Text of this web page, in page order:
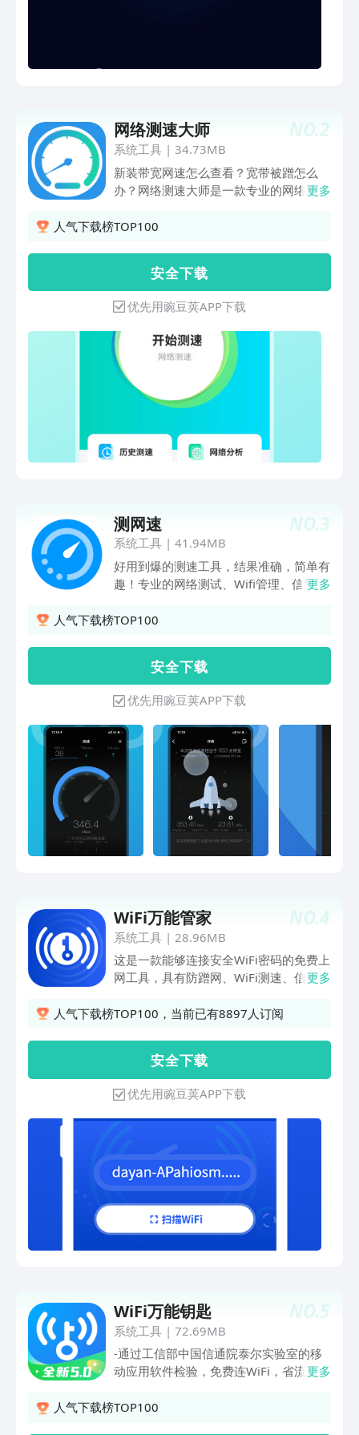
NO.2
网络测速大师
系统工具| 34.73MB
新装带宽网速怎么查看？宽带被蹭怎么
办？网络测速大师是一款专业的网络测速
当前带宽，分析当前网络状况。【方便简
速度、网络延时图表实时跟踪显示【快速
精准】 全国各城市拥有1000多个测试服
务器，20秒即可准确获取网速测试报告
【测试历史】 测速历史一目了然，轻松
查阅，点击后查看当前测速的测速报告
【防蹭网】 扫描当前已连接设备，一键
管理路由器，防止利用偷网【网络分析】
智能分析当前网络状况IP、信号、带宽、
延时、下载、上传等数据【工具箱】 集
工具、精美壁纸等等
更多
人气下载榜TOP100
安 全 下 载
优先用豌豆荚APP下载
NO.3
测网速
系统工具| 41.94MB
好用到爆的测速工具，结果准确，简单有
趣！专业的网络测试、Wifi管理、信号测
忽悠，做到心中有数！【六大功能，专业
查看历史：方便查看您的测速历史，比较
每次测试结果；3、信号测试：Wifi信号
测试，寻找周围更强信号；4、网络诊
断：检测当前网络连接状况，定位问题原
因；5、附近网速：地图定位，显示周边
其他用户网速快慢；6、网速排名：显示
用户网速排名，查看自己的网速名次。
V3.0大版本全新发布，界面UI大升级，
还有更多新体验等待您发现哦！
更多
人气下载榜TOP100
安 全 下 载
优先用豌豆荚APP下载
NO.4
WiFi万能管家
系统工具| 28.96MB
这是一款能够连接安全WiFi密码的免费上
网工具，具有防蹭网、WiFi测速、信号增
全上网软件。在用户信息安全等方面严格
手机清理功能等你来体验！ 产品功能亮
点：【WiFi钥匙】通过地理定位，自动搜
索周边所有wifi网络信号，无需密码查看
器也可一键连接网络，畅享24小时免费
WiFi，无需担心流量不够用；【免费连
接】随时随地免费连接共享热点一键上
网，畅享商场WiFi、地铁WiFi等，再也不
用担心没流量了。【安全上网】国家信息
安全等级保护三级标准验收，网络安全有
保障。安全检测智能监测WiFi安全，钓鱼
码即可连接你家的wifi。【更多】随身
WiFi、免费流量、还有手机瘦身功能并
用，一键开启多彩生活。
更多
人气下载榜TOP100，当前已有8897人订阅
安 全 下 载
优先用豌豆荚APP下载
NO.5
WiFi万能钥匙
系统工具| 72.69MB
-通过工信部中国信通院泰尔实验室的移
动应用软件检验，免费连WiFi，省流又安
ARP攻击、DNS篡改等网络攻击行为的实
更多
人气下载榜TOP100